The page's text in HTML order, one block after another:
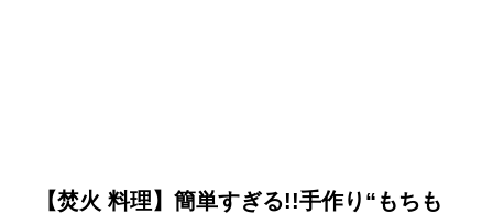
【焚火 料理】簡単すぎる!!手作り“もちも